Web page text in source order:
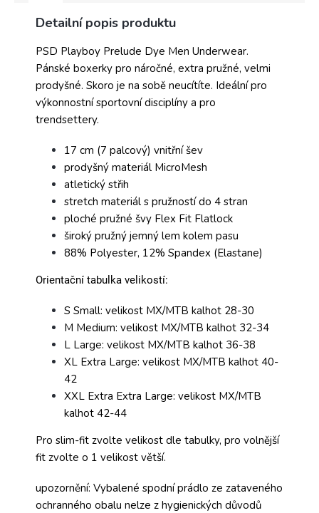
Detailní popis produktu
PSD Playboy Prelude Dye Men Underwear.
Pánské boxerky pro náročné, extra pružné, velmi
prodyšné. Skoro je na sobě neucítíte. Ideální pro
výkonnostní sportovní disciplíny a pro
trendsettery.
17 cm (7 palcový) vnitřní šev
prodyšný materiál MicroMesh
atletický střih
stretch materiál s pružností do 4 stran
ploché pružné švy Flex Fit Flatlock
široký pružný jemný lem kolem pasu
88% Polyester, 12% Spandex (Elastane)
Orientační tabulka velikostí:
S Small: velikost MX/MTB kalhot 28-30
M Medium: velikost MX/MTB kalhot 32-34
L Large: velikost MX/MTB kalhot 36-38
XL Extra Large: velikost MX/MTB kalhot 40-
42
XXL Extra Extra Large: velikost MX/MTB
kalhot 42-44
Pro slim-fit zvolte velikost dle tabulky, pro volnější
fit zvolte o 1 velikost větší.
upozornění: Vybalené spodní prádlo ze zataveného
ochranného obalu nelze z hygienických důvodů